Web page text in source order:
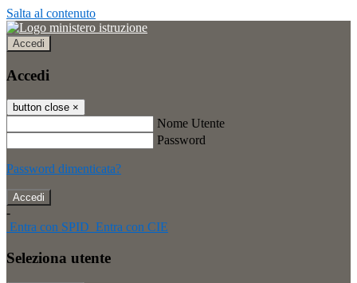
Salta al contenuto
Accedi
Accedi
button close ×
Nome Utente
Password
Password dimenticata?
-
Entra con SPID Entra con CIE
Seleziona utente